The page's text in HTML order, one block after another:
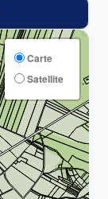
Carte
Satellite